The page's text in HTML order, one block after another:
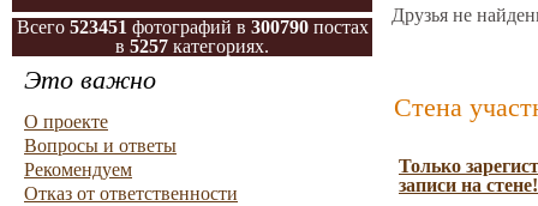
Всего 523451 фотографий в 300790постах
в 5257 категориях.
Это важно
О проекте
Вопросы и ответы
Рекомендуем
Отказ от ответственности
Друзья не
Стена
Только
записи на стене!